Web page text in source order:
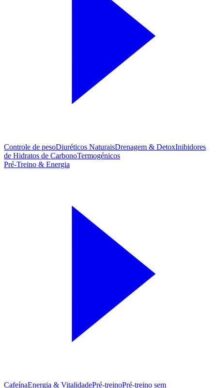
Controle de pesoDiuréticos NaturaisDrenagem & DetoxInibidores
de Hidratos de CarbonoTermogénicos
Pré-Treino & Energia
CafeínaEnergia & VitalidadePré-treinoPré‑treino sem